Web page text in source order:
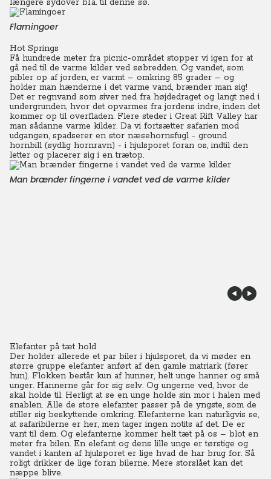
længere sydover bl.a. til denne sø.
Flamingoer
Hot Springs
Få hundrede meter fra picnic-området stopper vi igen for at
gå ned til de varme kilder ved søbredden. Og vandet, som
pibler op af jorden, er varmt – omkring 85 grader – og
holder man hænderne i det varme vand, brænder man sig!
Det er regnvand som siver ned fra højdedraget og langt ned i
undergrunden, hvor det opvarmes fra jordens indre, inden det
kommer op til overfladen. Flere steder i Great Rift Valley har
man sådanne varme kilder. Da vi fortsætter safarien mod
udgangen, spadserer en stor næsehornsfugl - ground
hornbill (sydlig hornravn) - i hjulsporet foran os, indtil den
letter og placerer sig i en trætop.
Man brænder fingerne i vandet ved de varme kilder
Elefanter på tæt hold
Der holder allerede et par biler i hjulsporet, da vi møder en
større gruppe elefanter anført af den gamle matriark (fører
hun). Flokken består kun af hunner, helt unge hanner og små
unger. Hannerne går for sig selv. Og ungerne ved, hvor de
skal holde til. Herligt at se en unge holde sin mor i halen med
snablen. Alle de store elefanter passer på de yngste, som de
stiller sig beskyttende omkring. Elefanterne kan naturligvis se,
at safaribilerne er her, men tager ingen notits af det. De er
vant til dem. Og elefanterne kommer helt tæt på os – blot en
meter fra bilen. En elefant og dens lille unge er tørstige og
vandet i kanten af hjulsporet er lige hvad de har brug for. Så
roligt drikker de lige foran bilerne. Mere storslået kan det
næppe blive.